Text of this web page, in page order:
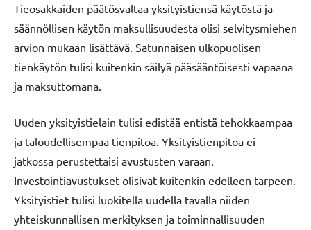
Tieosakkaiden päätösvaltaa yksityistiensä käytöstä ja
säännöllisen käytön maksullisuudesta olisi selvitysmiehen
arvion mukaan lisättävä. Satunnaisen ulkopuolisen
tienkäytön tulisi kuitenkin säilyä pääsääntöisesti vapaana
ja maksuttomana.
Uuden yksityistielain tulisi edistää entistä tehokkaampaa
ja taloudellisempaa tienpitoa. Yksityistienpitoa ei
jatkossa perustettaisi avustusten varaan.
Investointiavustukset olisivat kuitenkin edelleen tarpeen.
Yksityistiet tulisi luokitella uudella tavalla niiden
yhteiskunnallisen merkityksen ja toiminnallisuuden